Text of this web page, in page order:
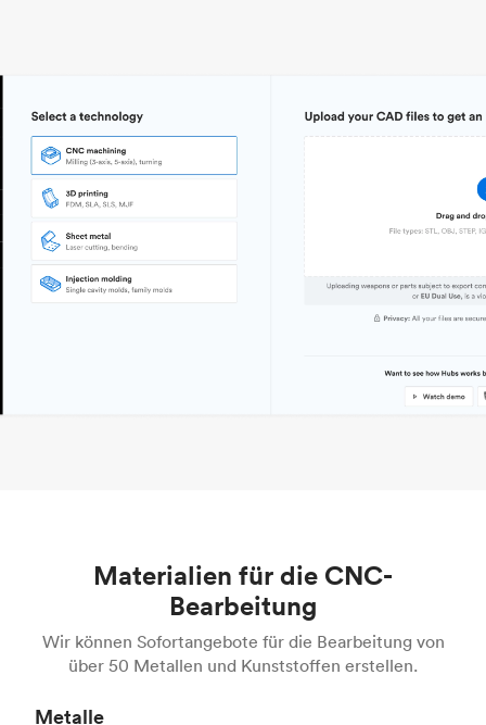
Materialien für die CNC-
Bearbeitung
Wir können Sofortangebote für die Bearbeitung von
über 50 Metallen und Kunststoffen erstellen.
Metalle